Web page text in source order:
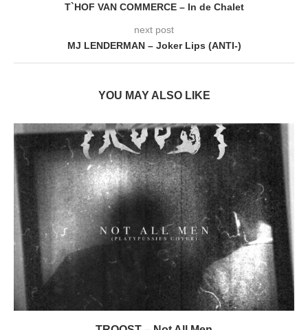
T`HOF VAN COMMERCE – In de Chalet
next post
MJ LENDERMAN – Joker Lips (ANTI-)
YOU MAY ALSO LIKE